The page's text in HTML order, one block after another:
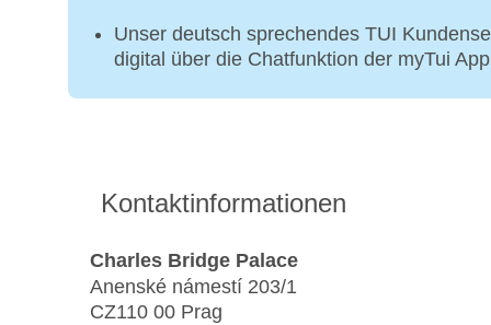
Unser deutsch sprechendes TUI
digital über die Chatfunktion der myTui
Kontaktinformationen
Charles Bridge Palace
Anenské námestí 203/1
CZ110 00 Prag